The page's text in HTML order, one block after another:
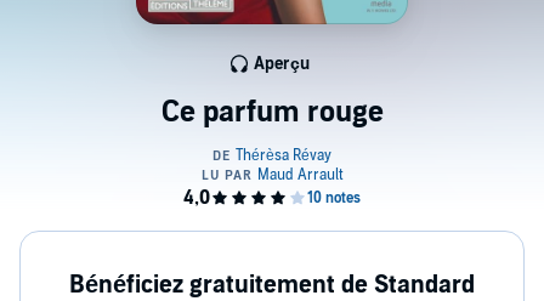
Ce parfum rouge
Aperçu
Bénéficiez gratuitement de Standard